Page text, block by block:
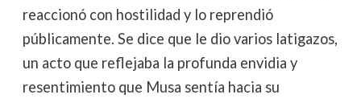
reaccionó con hostilidad y lo reprendió
públicamente. Se dice que le dio varios latigazos,
un acto que reflejaba la profunda envidia y
resentimiento que Musa sentía hacia su